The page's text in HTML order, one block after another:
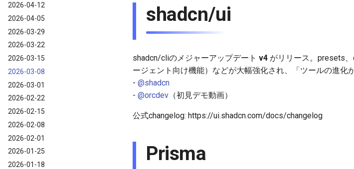
2026-04-12
2026-04-05
2026-03-29
2026-03-22
2026-03-15
2026-03-08
2026-03-01
2026-02-22
2026-02-15
2026-02-08
2026-02-01
2026-01-25
2026-01-18
shadcn/ui
shadcn/cliのメジャーアップデート v4 がリリース。presets、
ージェント向け機能）などが大幅強化され、「ツールの進化
- @shadcn
- @orcdev （初見デモ動画）
公式changelog: https://ui.shadcn.com/docs/changelog
Prisma